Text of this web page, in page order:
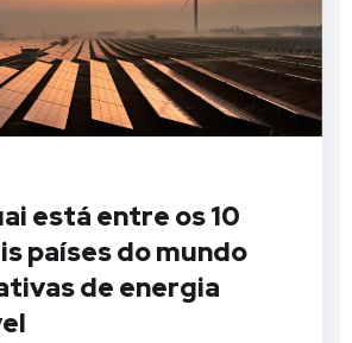
está entre os 10
países do mundo
de energia